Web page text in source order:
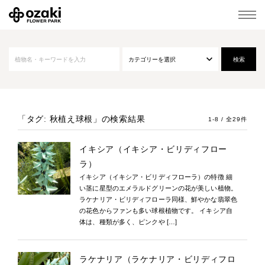
「タグ: 秋植え球根」 の検索結果 1-8 / 全29件
イキシア（イキシア・ビリディフロー
ラ）
イキシア（イキシア・ビリディフローラ）の特徴 細
い茎に星型のエメラルドグリーンの花が美しい植物。
ラケナリア・ビリディフローラ同様、鮮やかな翡翠色
の花色からファンも多い球根植物です。 イキシア自
体は、種類が多く、ピンクや […]
ラケナリア（ラケナリア・ビリディフロ